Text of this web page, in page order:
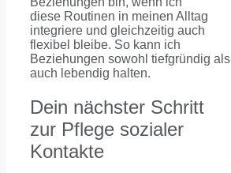
diese Routinen in meinen Alltag
integriere und gleichzeitig auch
flexibel bleibe. So kann ich
Beziehungen sowohl tiefgründig als
auch lebendig halten.
Dein nächster Schritt
zur Pflege sozialer
Kontakte